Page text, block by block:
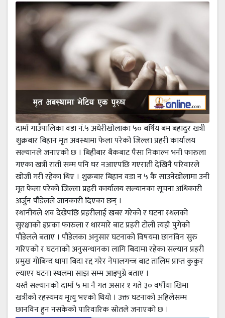
दार्मा गाउँपालिका वडा नं.५ अधेरीखोलाका ५० बर्षिय बम बहादुर खत्री
शुक्रबार बिहान मृत अवस्थामा फेला परेको जिल्ला प्रहरी कार्यालय
सल्यानले जनाएको छ । बिहीबार बैकबाट पैसा निकाल्न भनी फारुला
गएका खत्री राती सम्म पनि घर नआएपछि गएराती देखिनै परिवारले
खोजी गरी रहेका थिए । शुक्रबार बिहान वडा न ५ कै साउनेखोलामा उनी
मृत फेला परेको जिल्ला प्रहरी कार्यालय सल्यानका सूचना अधिकारी
अर्जुन पौडेलले जानकारी दिएका छन् ।
स्थानीयले शव देखेपछि प्रहरीलाई खबर गरेको र घटना स्थलको
सुरक्षाको इप्रका फारुला र थारमारे बाट प्रहरी टोली त्यहाँ पुगेको
पौडेलले बताए । पौडेलका अनुसार घटनाको विषयमा छानविन सुरु
गरिएको र घटनाको अनुसन्धानका लागि बिदामा रहेका सल्यान प्रहरी
प्रमुख गोबिन्द थापा बिदा रद्द गरेर नेपालगन्ज बाट तालिम प्राप्त कुकुर
ल्याएर घटना स्थलमा साझ सम्म आइपुग्ने बताए ।
यस्तै सल्यानको दार्मा ५ मा नै गत असार १ गते ३० वर्षीया खिमा
खत्रीको रहस्यमय मृत्यु भएको थियो । उक्त घटनाको अहिलेसम्म
छानविन हुन नसकेको पारिवारिक स्रोतले जनाएको छ ।